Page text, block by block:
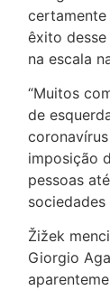
êxito
na escala
“Muitos
de
imposição
pessoas
Žižek
Giorgio